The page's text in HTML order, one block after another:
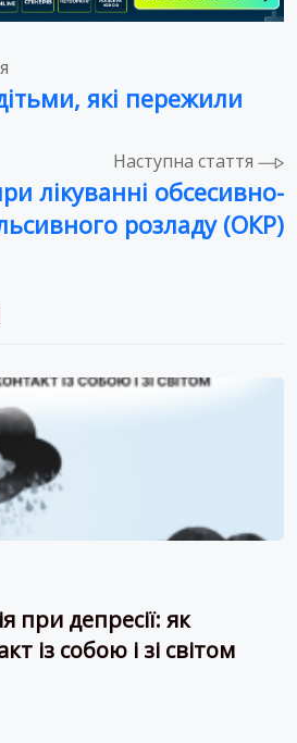
які пережили
Наступна стаття
лікуванні обсесивно-
розладу (ОКР)
при депресії: як
із собою і зі світом